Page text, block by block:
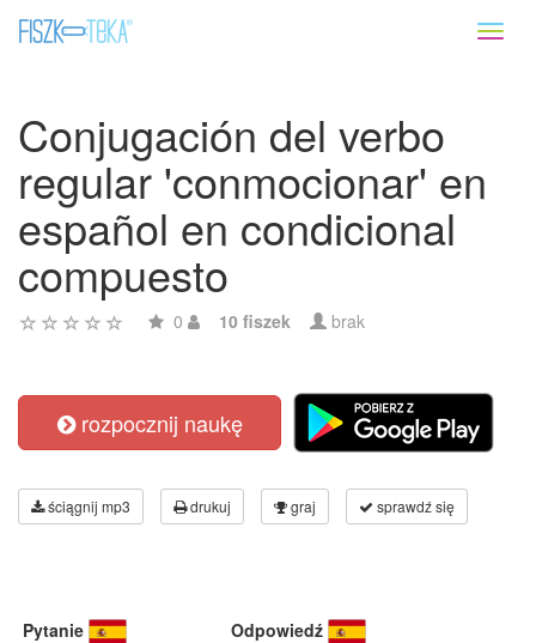
Conjugación del verbo
regular 'conmocionar' en
español en condicional
compuesto
0 10 fiszek brak
rozpocznij naukę
ściągnij mp3 drukuj graj sprawdź się
Pytanie Odpowiedź